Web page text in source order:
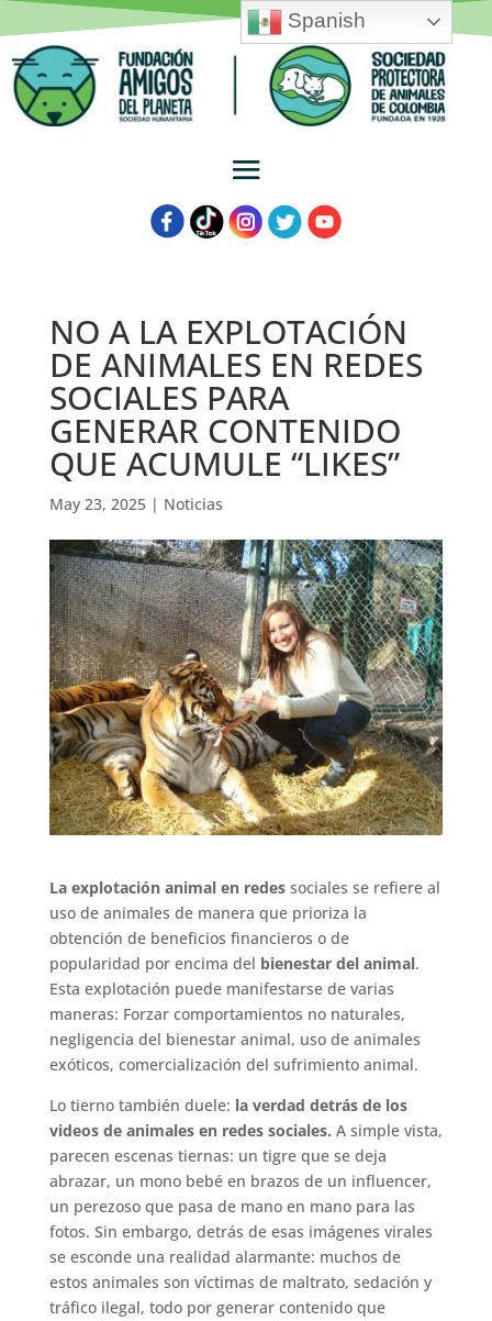
NO A LA EXPLOTACIÓN
DE ANIMALES EN REDES
SOCIALES PARA
GENERAR CONTENIDO
QUE ACUMULE “LIKES”
May 23, 2025| Noticias
La explotación animal en redessociales se refiere al
uso de animales de manera que prioriza la
obtención de beneficios financieros o de
popularidad por encima del bienestar del animal.
Esta explotación puede manifestarse de varias
maneras: Forzar comportamientos no naturales,
negligencia del bienestar animal, uso de animales
exóticos, comercialización del sufrimiento animal.
Lo tierno también duele: la verdad detrás de los
videos de animales en redes sociales. A simple vista,
parecen escenas tiernas: un tigre que se deja
abrazar, un mono bebé en brazos de un influencer,
un perezoso que pasa de mano en mano para las
fotos. Sin embargo, detrás de esas imágenes virales
se esconde una realidad alarmante: muchos de
estos animales son víctimas de maltrato, sedación y
tráfico ilegal, todo por generar contenido que
Spanish